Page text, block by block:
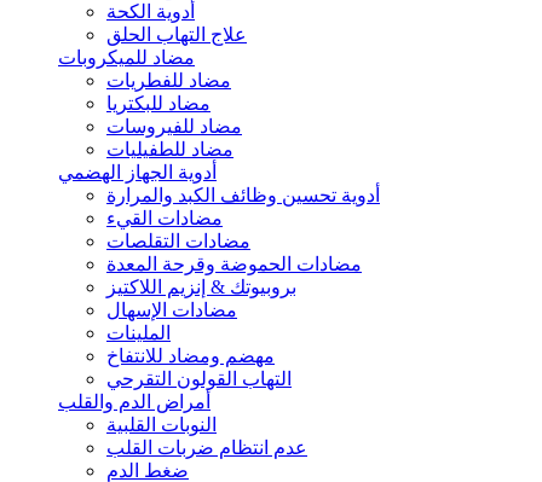
أدوية الكحة
علاج التهاب الحلق
مضاد للميكروبات
مضاد للفطريات
مضاد للبكتريا
مضاد للفيروسات
مضاد للطفيليات
أدوية الجهاز الهضمي
أدوية تحسين وظائف الكبد والمرارة
مضادات القيء
مضادات التقلصات
مضادات الحموضة وقرحة المعدة
بروبيوتك & إنزيم اللاكتيز
مضادات الإسهال
الملينات
مهضم ومضاد للانتفاخ
التهاب القولون التقرحي
أمراض الدم والقلب
النوبات القلبية
عدم انتظام ضربات القلب
ضغط الدم